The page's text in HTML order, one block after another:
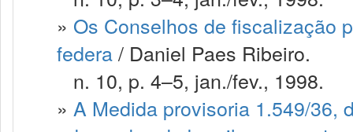
» Os Conselhos de fiscalização
federa/ Daniel Paes Ribeiro.
n. 10, p. 4–5, jan./fev., 1998.
» A Medida provisoria 1.549/36,